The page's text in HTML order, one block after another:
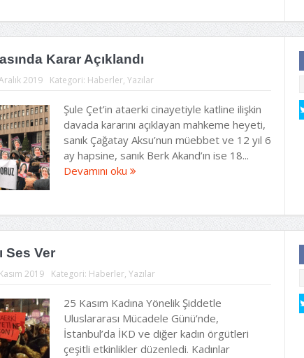
Karar Açıklandı
2019 Kategori: Haberler, Yazılar
Şule Çet’in ataerki cinayetiyle katline ilişkin
davada kararını açıklayan mahkeme heyeti,
sanık Çağatay Aksu’nun müebbet ve 12 yıl 6
ay hapsine, sanık Berk Akand’ın ise 18...
Devamını oku
Ses Ver
2019 Kategori: Haberler, Yazılar
25 Kasım Kadına Yönelik Şiddetle
Uluslararası Mücadele Günü’nde,
İstanbul’da İKD ve diğer kadın örgütleri
çeşitli etkinlikler düzenledi. Kadınlar